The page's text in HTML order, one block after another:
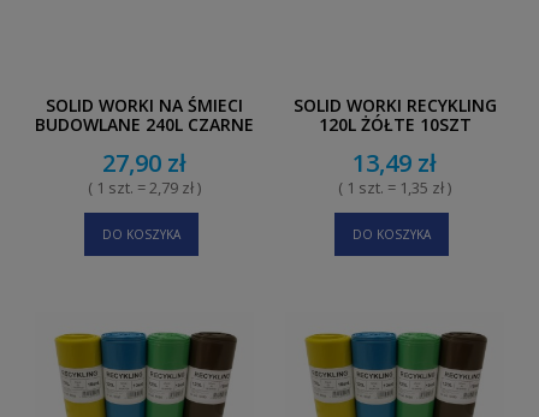
SOLID WORKI NA ŚMIECI
BUDOWLANE 240L CZARNE
27,90 zł
( 1 szt. = 2,79 zł )
DO KOSZYKA
SOLID WORKI RECYKLING
120L ŻÓŁTE 10SZT
13,49 zł
( 1 szt. = 1,35 zł )
DO KOSZYKA